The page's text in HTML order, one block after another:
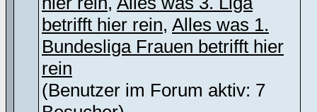
betrifft hier rein, Alles was 1.
Bundesliga Frauen betrifft hier
rein
(Benutzer im Forum aktiv: 7